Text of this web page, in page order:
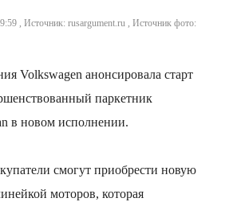
, Источник: rusargument.ru , Источник фото:
Volkswagen анонсировала старт
паркетник
в новом исполнении.
смогут приобрести новую
моторов, которая